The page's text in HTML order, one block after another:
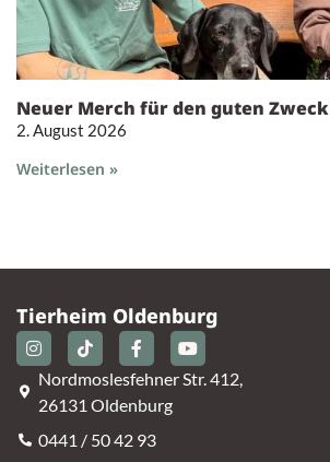
Neuer Merch für den guten Zweck
2. August 2026
Weiterlesen »
Tierheim Oldenburg
Nordmoslesfehner Str. 412,
26131 Oldenburg
0441 / 50 42 93